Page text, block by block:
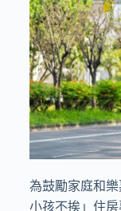
為鼓勵家庭和
小孩不挨」住